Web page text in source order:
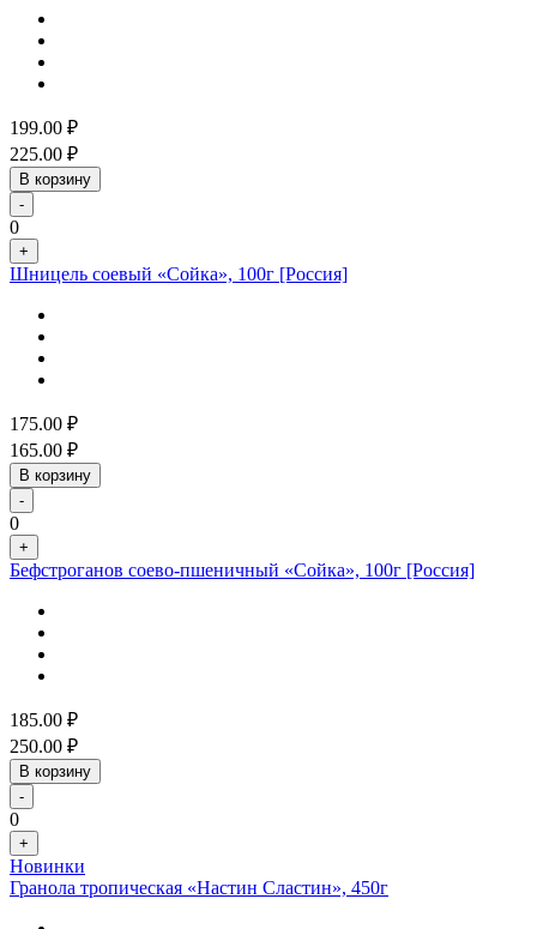
199.00 ₽
225.00 ₽
В корзину
-
0
+
Шницель соевый «Сойка», 100г [Россия]
175.00 ₽
165.00 ₽
В корзину
-
0
+
Бефстроганов соево-пшеничный «Сойка», 100г [Россия]
185.00 ₽
250.00 ₽
В корзину
-
0
+
Новинки
Гранола тропическая «Настин Сластин», 450г